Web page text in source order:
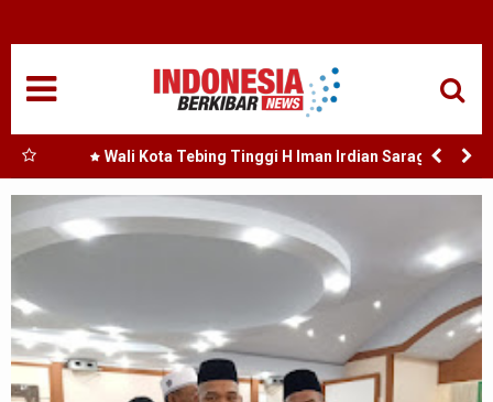
Wali Kota Tebing Tinggi H Iman Irdian Saragih :
Dorong Optimalisasi SP3 Catin
NASIONAL
SUMUT
MEDAN
TANJUNGBALAI
ACEH
EDUKASI